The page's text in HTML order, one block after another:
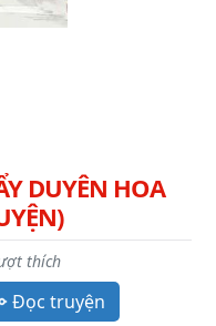
DUYÊN HOA
thích
Đọc truyện